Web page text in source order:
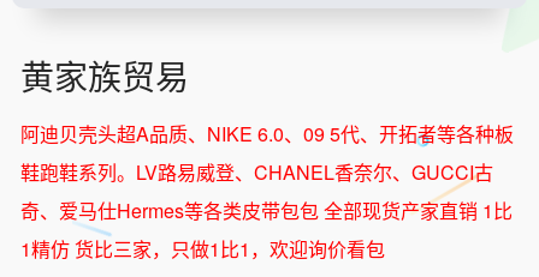
黄家族贸易
阿迪贝壳头超A品质、NIKE 6.0、09 5代、开拓者等各种板
鞋跑鞋系列。LV路易威登、CHANEL香奈尔、GUCCI古
奇、爱马仕Hermes等各类皮带包包 全部现货产家直销 1比
1精仿 货比三家，只做1比1，欢迎询价看包